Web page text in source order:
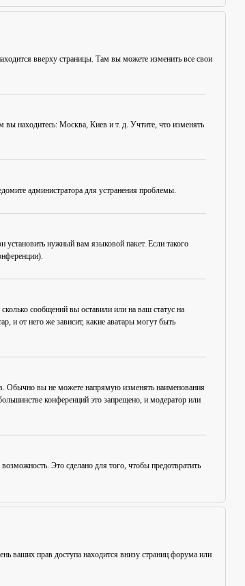
вверху страницы. Там вы можете изменить все свои
вы находитесь: Москва, Киев и т. д. Учтите, что изменять
администратора для устранения проблемы.
нужный вам языковой пакет. Если такого
сообщений вы оставили или на ваш статус на
и от него же зависит, какие аватары могут быть
Обычно вы не можете напрямую изменять наименования
конференций это запрещено, и модератор или
Это сделано для того, чтобы предотвратить
ваших прав доступа находится внизу страниц форума или